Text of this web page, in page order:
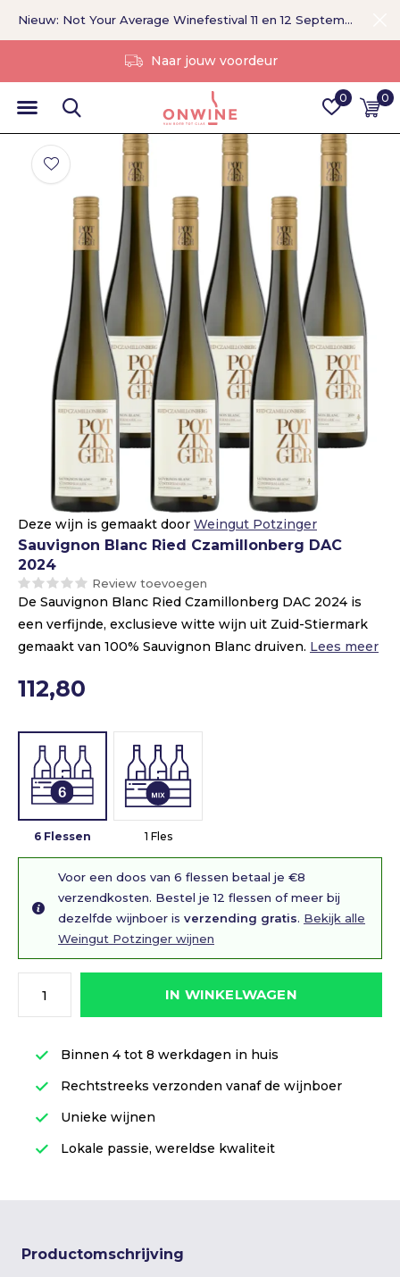
0 0
Naar jouw voordeur
Nieuw: Not Your Average Winefestival 11 en 12 September >
Deze wijn is gemaakt door Weingut Potzinger
Sauvignon Blanc Ried Czamillonberg DAC
2024
Review toevoegen
De Sauvignon Blanc Ried Czamillonberg DAC 2024 is
een verfijnde, exclusieve witte wijn uit Zuid-Stiermark
gemaakt van 100% Sauvignon Blanc druiven. Lees meer
112,80
6 Flessen 1 Fles
Voor een doos van 6 flessen betaal je €8
verzendkosten. Bestel je 12 flessen of meer bij
dezelfde wijnboer is verzending gratis. Bekijk alle
Weingut Potzinger wijnen
IN WINKELWAGEN
Binnen 4 tot 8 werkdagen in huis
Rechtstreeks verzonden vanaf de wijnboer
Unieke wijnen
Lokale passie, wereldse kwaliteit
Productomschrijving